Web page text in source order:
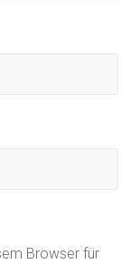
Browser für